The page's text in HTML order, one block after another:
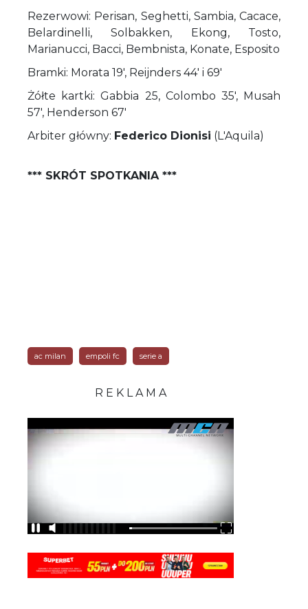
Rezerwowi: Perisan, Seghetti, Sambia, Cacace,
Belardinelli, Solbakken, Ekong, Tosto,
Marianucci, Bacci, Bembnista, Konate, Esposito
Bramki: Morata 19', Reijnders 44' i 69'
Żółte kartki: Gabbia 25, Colombo 35', Musah
57', Henderson 67'
Arbiter główny: Federico Dionisi (L'Aquila)
*** SKRÓT SPOTKANIA ***
ac milan empoli fc serie a
R E K L A M A